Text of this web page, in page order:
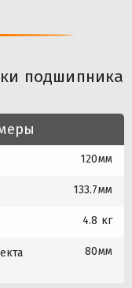
подшипника
120мм
133.7мм
4.8 кг
80мм